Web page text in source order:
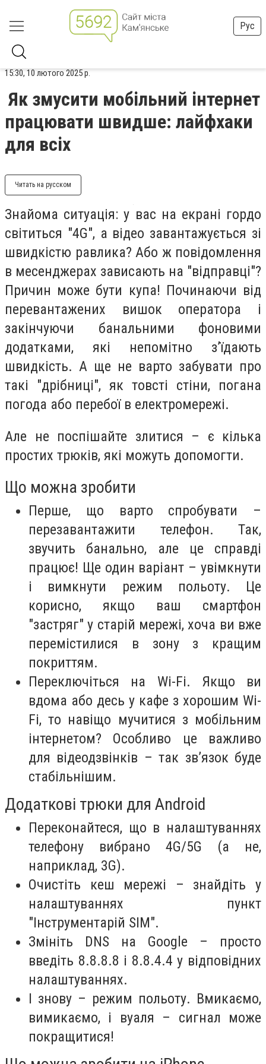
Рус
15:30, 10 лютого 2025 р.
Як змусити мобільний інтернет
працювати швидше: лайфхаки
для всіх
Читать на русском
Знайома ситуація: у вас на екрані гордо
світиться "4G", а відео завантажується зі
швидкістю равлика? Або ж повідомлення
в месенджерах зависають на "відправці"?
Причин може бути купа! Починаючи від
перевантажених вишок оператора і
закінчуючи банальними фоновими
додатками, які непомітно з’їдають
швидкість. А ще не варто забувати про
такі "дрібниці", як товсті стіни, погана
погода або перебої в електромережі.
Але не поспішайте злитися – є кілька
простих трюків, які можуть допомогти.
Що можна зробити
Перше, що варто спробувати –
перезавантажити телефон. Так,
звучить банально, але це справді
працює! Ще один варіант – увімкнути
і вимкнути режим польоту. Це
корисно, якщо ваш смартфон
"застряг" у старій мережі, хоча ви вже
перемістилися в зону з кращим
покриттям.
Переключіться на Wi-Fi. Якщо ви
вдома або десь у кафе з хорошим Wi-
Fi, то навіщо мучитися з мобільним
інтернетом? Особливо це важливо
для відеодзвінків – так зв’язок буде
стабільнішим.
Додаткові трюки для Android
Переконайтеся, що в налаштуваннях
телефону вибрано 4G/5G (а не,
наприклад, 3G).
Очистіть кеш мережі – знайдіть у
налаштуваннях пункт
"Інструментарій SIM".
Змініть DNS на Google – просто
введіть 8.8.8.8 і 8.8.4.4 у відповідних
налаштуваннях.
І знову – режим польоту. Вмикаємо,
вимикаємо, і вуаля – сигнал може
покращитися!